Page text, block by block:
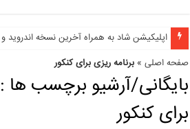
دفترچه انتخاب رشته کنکور سراسری ۱۳۹۹ و دانشگاه آزاد ۹۹
صفحه اصلی »برنامه ریزی برای کنکور
بایگانی/آرشیو برچسب ها :
برای کنکور